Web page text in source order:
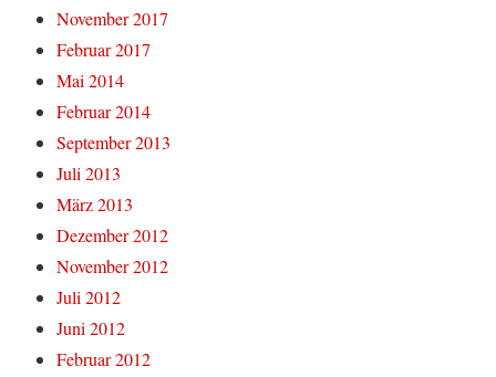
November 2017
Februar 2017
Mai 2014
Februar 2014
September 2013
Juli 2013
März 2013
Dezember 2012
November 2012
Juli 2012
Juni 2012
Februar 2012